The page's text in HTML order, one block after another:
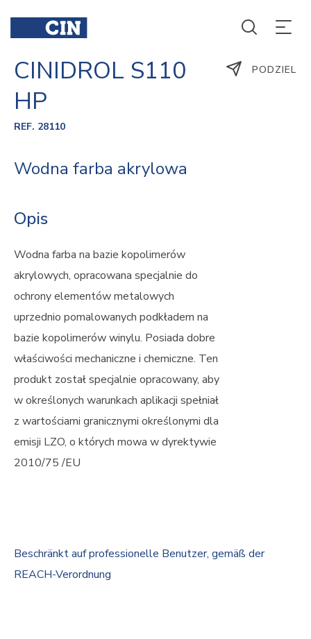
CINIDROL S110
HP
REF. 28110
Wodna farba akrylowa
Opis
Wodna farba na bazie kopolimerów
akrylowych, opracowana specjalnie do
ochrony elementów metalowych
uprzednio pomalowanych podkładem na
bazie kopolimerów winylu. Posiada dobre
właściwości mechaniczne i chemiczne. Ten
produkt został specjalnie opracowany, aby
w określonych warunkach aplikacji spełniał
z wartościami granicznymi określonymi dla
emisji LZO, o których mowa w dyrektywie
2010/75 /EU
PODZIEL
Beschränkt auf professionelle Benutzer, gemäß der
REACH-Verordnung